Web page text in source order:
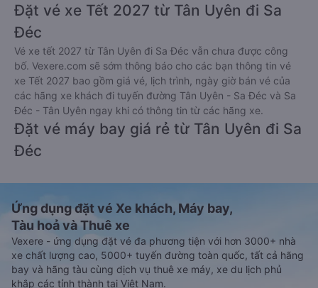
Đặt vé xe Tết 2027 từ Tân Uyên đi Sa
Đéc
Vé xe tết 2027 từ Tân Uyên đi Sa Đéc vẫn chưa được công
bố. Vexere.com sẽ sớm thông báo cho các bạn thông tin vé
xe Tết 2027 bao gồm giá vé, lịch trình, ngày giờ bán vé của
các hãng xe khách đi tuyến đường Tân Uyên - Sa Đéc và Sa
Đéc - Tân Uyên ngay khi có thông tin từ các hãng xe.
Đặt vé máy bay giá rẻ từ Tân Uyên đi Sa
Đéc
Ứng dụng đặt vé Xe khách, Máy bay,
Tàu hoả và Thuê xe
Vexere - ứng dụng đặt vé đa phương tiện với hơn 3000+ nhà
xe chất lượng cao, 5000+ tuyến đường toàn quốc, tất cả hãng
bay và hãng tàu cùng dịch vụ thuê xe máy, xe du lịch phủ
khắp các tỉnh thành tại Việt Nam.